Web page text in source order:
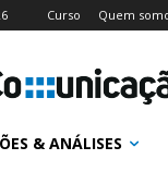
Curso Quem
& ANÁLISES